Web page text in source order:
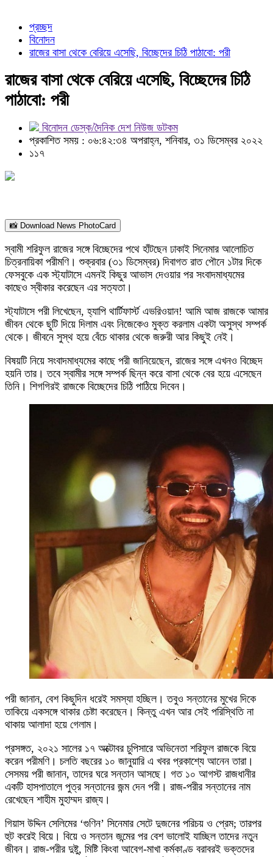
প্রচ্ছদ
বিনোদন
রাজের বাসা থেকে বেরিয়ে এসেছি, বিচ্ছেদের চিঠি পাঠাবো: পরী
রাজের বাসা থেকে বেরিয়ে এসেছি, বিচ্ছেদের চিঠি
পাঠাবো: পরী
বিনোদন ডেস্ক/দৈনিক দেশ নিউজ ডটকম
প্রকাশিত সময় : ০৬:৪২:৩৪ অপরাহ্ন, শনিবার, ৩১ ডিসেম্বর ২০২২
১১৭
📸 Download News PhotoCard
স্বামী শরিফুল রাজের সঙ্গে বিচ্ছেদের পথে হাঁটছেন ঢাকাই সিনেমার আলোচিত
চিত্রনায়িকা পরীমণি। শুক্রবার (৩১ ডিসেম্বর) দিবাগত রাত পৌনে ১টার দিকে
ফেসবুকে এক স্ট্যাটাসে এমনই কিছুর আভাস দেওয়ার পর সংবাদমাধ্যমের
কাছেও স্বীকার করেছেন এর সত্যতা।
স্ট্যাটাসে পরী লিখেছেন, হ্যাপি থার্টিফার্স্ট এভরিওয়ান! আমি আজ রাজকে আমার
জীবন থেকে ছুটি দিয়ে দিলাম এবং নিজেকেও মুক্ত করলাম একটা অসুস্থ সম্পর্ক
থেকে। জীবনে সুস্থ হয়ে বেঁচে থাকার থেকে জরুরী আর কিছুই নেই।
বিষয়টি নিয়ে সংবাদমাধ্যমের কাছে পরী জানিয়েছেন, রাজের সঙ্গে এখনও বিচ্ছেদ
হয়নি তার। তবে স্বামীর সঙ্গে সম্পর্ক ছিন্ন করে বাসা থেকে বের হয়ে এসেছেন
তিনি। শিগগিরই রাজকে বিচ্ছেদের চিঠি পাঠিয়ে দিবেন।
পরী জানান, বেশ কিছুদিন ধরেই সমস্যা হচ্ছিল। তবুও সন্তানের মুখের দিকে
তাকিয়ে একসঙ্গে থাকার চেষ্টা করেছেন। কিন্তু এখন আর সেই পরিস্থিতি না
থাকায় আলাদা হয়ে গেলাম।
প্রসঙ্গত, ২০২১ সালের ১৭ অক্টোবর চুপিসারে অভিনেতা শরিফুল রাজকে বিয়ে
করেন পরীমণি। চলতি বছরের ১০ জানুয়ারি এ খবর প্রকাশ্যে আনেন তারা।
সেসময় পরী জানান, তাদের ঘরে সন্তান আসছে। গত ১০ আগস্ট রাজধানীর
একটি হাসপাতালে পুত্র সন্তানের জন্ম দেন পরী। রাজ-পরীর সন্তানের নাম
রেখেছেন শাহীম মুহাম্মদ রাজ্য।
গিয়াস উদ্দিন সেলিমের ‘গুণিন’ সিনেমার সেটে দুজনের পরিচয় ও প্রেম; তারপর
হুট করেই বিয়ে। বিয়ে ও সন্তান জন্মের পর বেশ ভালোই যাচ্ছিল তাদের নতুন
জীবন। রাজ-পরীর দুষ্টু, মিষ্টি কিংবা আবেগ-মাখা কর্মকাণ্ড বরাবরই ভক্তদের